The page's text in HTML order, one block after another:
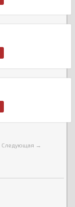
Следующая →